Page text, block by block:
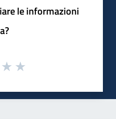
le informazioni